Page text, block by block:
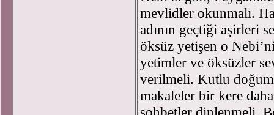
mevlidler okunmalı.
adının geçtiği aşirleri
öksüz yetişen o
yetimler ve öksüzler
verilmeli. Kutlu doğum
makaleler bir kere